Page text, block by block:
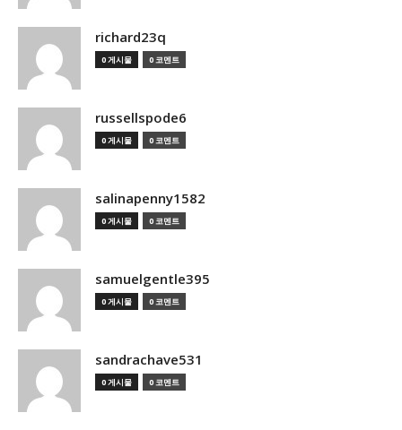
richard23q
0 게시물 0 코멘트
russellspode6
0 게시물 0 코멘트
salinapenny1582
0 게시물 0 코멘트
samuelgentle395
0 게시물 0 코멘트
sandrachave531
0 게시물 0 코멘트